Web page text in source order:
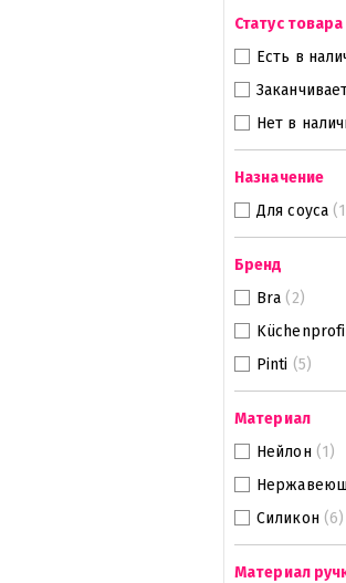
Статус товара
Есть в
Нет в
Назначение
Для соуса
Бренд
Bra (2)
Küchenprofi
Pinti (5)
Материал
Нейлон (1)
Силикон (6)
Материал